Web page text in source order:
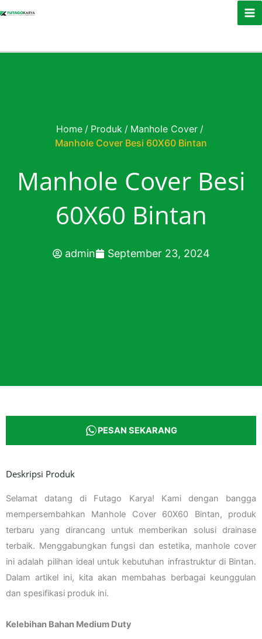
Home / Produk / Manhole Cover /
Manhole Cover Besi 60X60 Bintan
Manhole Cover Besi
60X60 Bintan
admin September 23, 2024
PESAN SEKARANG
Deskripsi Produk
Selamat datang di Futago Karya! Kami dengan bangga
mempersembahkan Manhole Cover 60X60 Bintan, produk
terbaru yang dirancang untuk memberikan solusi drainase
terbaik. Menggabungkan fungsi dan estetika, manhole cover
ini adalah pilihan ideal untuk kebutuhan infrastruktur di Bintan.
Dalam artikel ini, kita akan membahas berbagai keunggulan
dan spesifikasi produk ini.
Kelebihan Bahan Medium Duty